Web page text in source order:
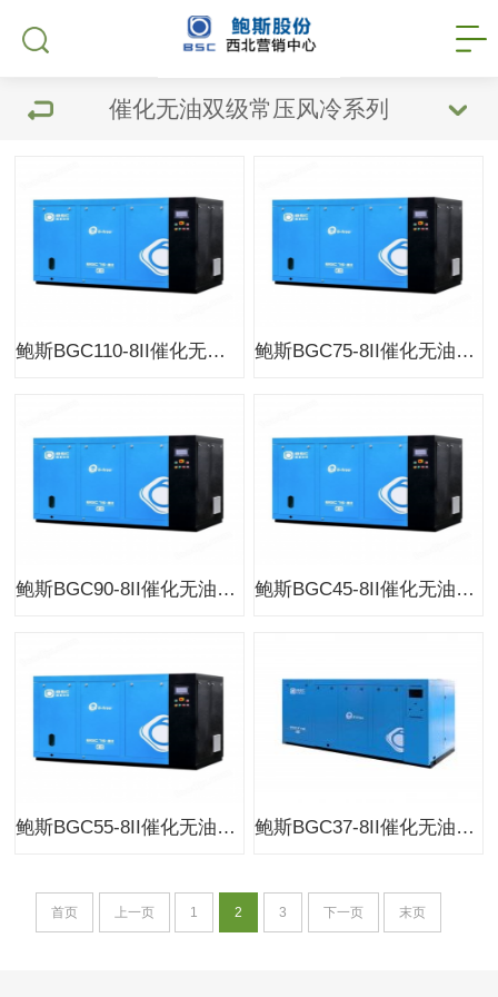
催化无油双级常压风冷系列
鲍斯BGC110-8II催化无油空压机双级常压系列风冷 鲍斯BGC75-8II催化无油空压机双级常压系列风冷
鲍斯BGC90-8II催化无油空压机双级常压系列风冷 鲍斯BGC45-8II催化无油空压机双级常压系列风冷
鲍斯BGC55-8II催化无油空压机双级常压系列风冷 鲍斯BGC37-8II催化无油空压机双级常压系列风冷
首页 上一页 1 2 3 下一页 末页